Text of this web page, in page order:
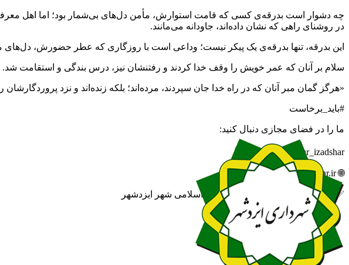
چه دشوار است بدرقه‌ی کسی که قامت استوارش، مأمن دل‌های بی‌شمار بود؛ اما اهل معرفت
در روشنای راهی که نشان داده‌اند، جاودانه می‌مانند.
این بدرقه، تنها بدرقه‌ی یک پیکر نیست؛ وداعی است با روزگاری که عطر حضورش، دل‌های
سلام بر آنان که عمر خویش را وقف خدا کردند و رفتنشان نیز، درس بندگی و استقامت شد.
«هرگز گمان مبر آنان که در راه خدا جان سپردند، مرده‌اند؛ بلکه زنده‌اند و نزد پروردگارشان
#باید_برخاست
ما را در فضای مجازی دنبال کنید:
🆔 eitaa.com/khabar_izadshar
🌐 izadshahr.ir
✅ روابط عمومی شهرداری و شورای اسلامی شهر ایزدشهر